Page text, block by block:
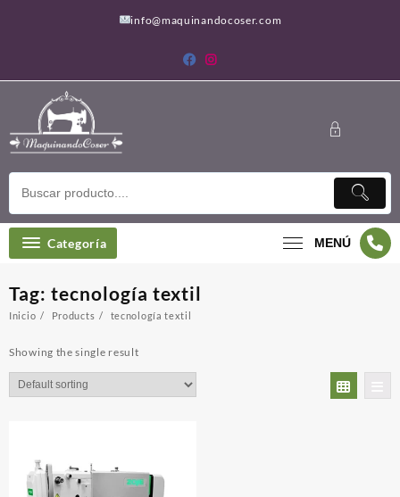
info@maquinandocoser.com
Categoría MENÚ
Tag: tecnología textil
Inicio Products tecnología textil
Showing the single result